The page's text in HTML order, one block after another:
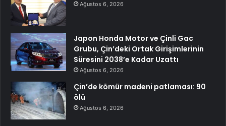
Ağustos 6, 2026
Japon Honda Motor ve Çinli Gac
Grubu, Çin’deki Ortak Girişimlerinin
Süresini 2038’e Kadar Uzattı
Ağustos 6, 2026
Çin’de kömür madeni patlaması: 90
ölü
Ağustos 6, 2026